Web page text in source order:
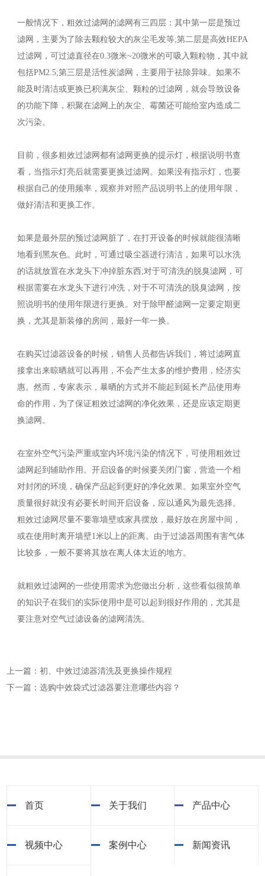
一般情况下，粗效过滤网的滤网有三四层：其中第一层是预过
滤网，主要为了除去颗粒较大的灰尘毛发等;第二层是高效HEPA
过滤网，可过滤直径在0.3微米~20微米的可吸入颗粒物，其中就
包括PM2.5;第三层是活性炭滤网，主要用于祛除异味。如果不
能及时清洁或更换已积满灰尘、颗粒的过滤网，就会导致设备
的功能下降，积聚在滤网上的灰尘、霉菌还可能给室内造成二
次污染。
目前，很多粗效过滤网都有滤网更换的提示灯，根据说明书查
看，当指示灯亮后就需要更换过滤网。如果没有指示灯，也要
根据自己的使用频率，观察并对照产品说明书上的使用年限，
做好清洁和更换工作。
如果是最外层的预过滤网脏了，在打开设备的时候就能很清晰
地看到黑灰色。此时，可通过吸尘器进行清洁，如果可以水洗
的话就放置在水龙头下冲掉脏东西;对于可清洗的脱臭滤网，可
根据需要在水龙头下进行冲洗，对于不可清洗的脱臭滤网，按
照说明书的使用年限进行更换。对于除甲醛滤网一定要定期更
换，尤其是新装修的房间，最好一年一换。
在购买过滤器设备的时候，销售人员都告诉我们，将过滤网直
接拿出来晾晒就可以再用，不会产生太多的维护费用，经济实
惠。然而，专家表示，暴晒的方式并不能起到延长产品使用寿
命的作用，为了保证粗效过滤网的净化效果，还是应该定期更
换滤网。
在室外空气污染严重或室内环境污染的情况下，可使用粗效过
滤网起到辅助作用。开启设备的时候要关闭门窗，营造一个相
对封闭的环境，确保产品起到更好的净化效果。如果室外空气
质量很好就没有必要长时间开启设备，应以通风为最先选择。
粗效过滤网尽量不要靠墙壁或家具摆放，最好放在房屋中间，
或在使用时离开墙壁1米以上的距离。由于过滤器周围有害气体
比较多，一般不要将其放在离人体太近的地方。
就粗效过滤网的一些使用需求为您做出分析，这些看似很简单
的知识子在我们的实际使用中是可以起到很好作用的，尤其是
要注意对空气过滤设备的滤网清洗。
上一篇：初、中效过滤器清洗及更换操作规程
下一篇：选购中效袋式过滤器要注意哪些内容？
首页 关于我们 产品中心
视频中心 案例中心 新闻资讯